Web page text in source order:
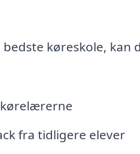
køreskole, kan
fra tidligere elever